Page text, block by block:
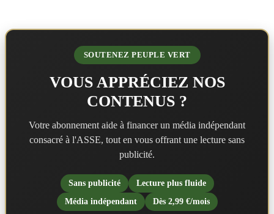
SOUTENEZ PEUPLE VERT
VOUS APPRÉCIEZ NOS
CONTENUS ?
Votre abonnement aide à financer un média indépendant
consacré à l'ASSE, tout en vous offrant une lecture sans
publicité.
Sans publicité
Lecture plus fluide
Média indépendant
Dès 2,99 €/mois